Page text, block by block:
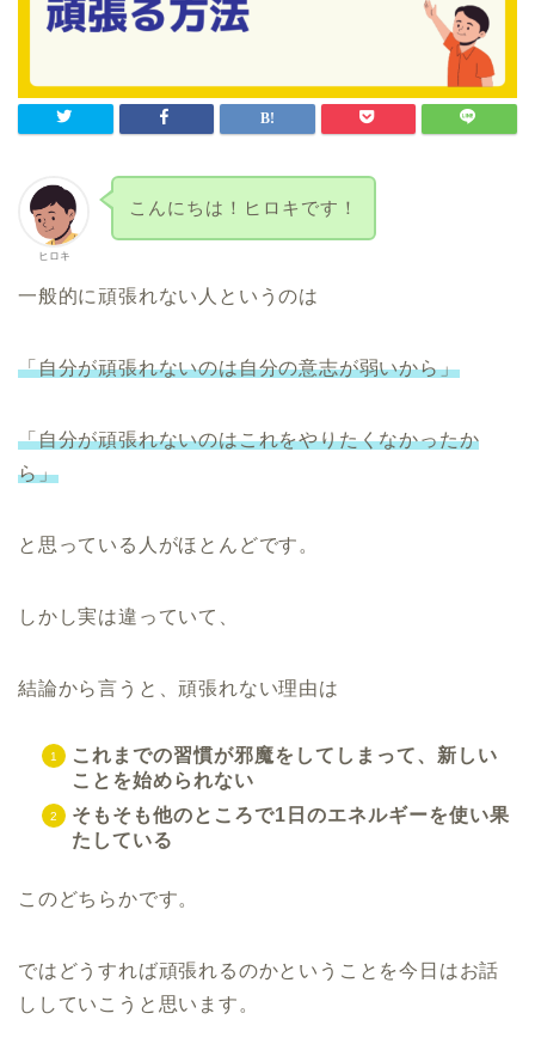
ヒロキ
こんにちは！ヒロキです！
一般的に頑張れない人というのは
「自分が頑張れないのは自分の意志が弱いから」
「自分が頑張れないのはこれをやりたくなかったか
ら」
と思っている人がほとんどです。
しかし実は違っていて、
結論から言うと、頑張れない理由は
これまでの習慣が邪魔をしてしまって、新しい
ことを始められない
そもそも他のところで1日のエネルギーを使い果
たしている
このどちらかです。
ではどうすれば頑張れるのかということを今日はお話
ししていこうと思います。